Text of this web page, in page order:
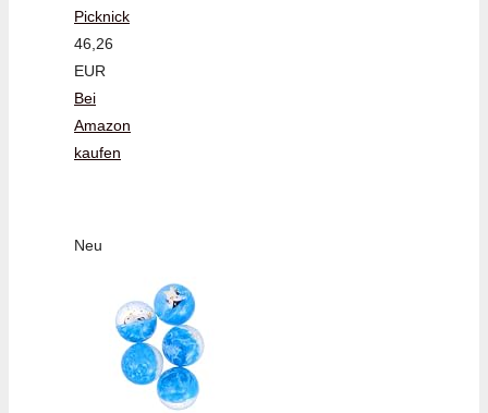
Picknick
46,26
EUR
Bei
Amazon
kaufen
Neu